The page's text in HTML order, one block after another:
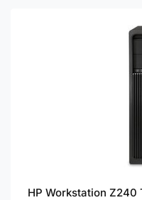
HP Workstation